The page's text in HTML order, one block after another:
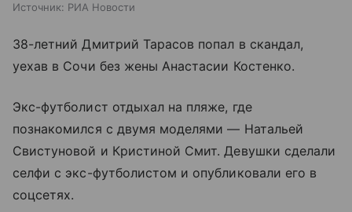
Источник: РИА Новости
38-летний Дмитрий Тарасов попал в скандал,
уехав в Сочи без жены Анастасии Костенко.
Экс-футболист отдыхал на пляже, где
познакомился с двумя моделями — Натальей
Свистуновой и Кристиной Смит. Девушки сделали
селфи с экс-футболистом и опубликовали его в
соцсетях.